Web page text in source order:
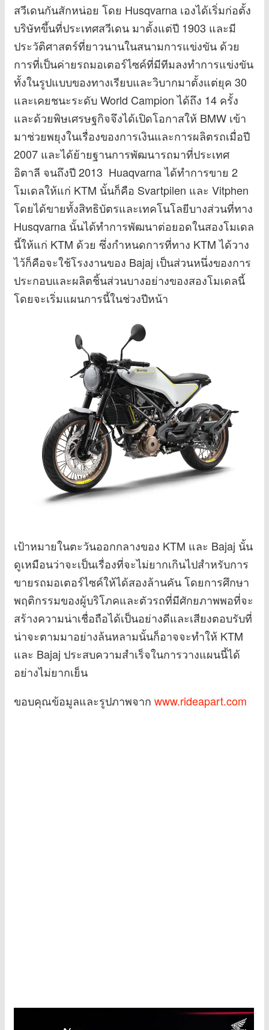
สวีเดนกันสักหน่อย โดย Husqvarna เองได้เริ่มก่อตั้ง
บริษัทขึ้นที่ประเทศสวีเดน มาตั้งแต่ปี 1903 และมี
ประวัติศาสตร์ที่ยาวนานในสนามการแข่งขัน ด้วย
การที่เป็นค่ายรถมอเตอร์ไซค์ที่มีทีมลงทำการแข่งขัน
ทั้งในรูปแบบของทางเรียบและวิบากมาตั้งแต่ยุค 30
และเคยชนะระดับ World Campion ได้ถึง 14 ครั้ง
และด้วยพิษเศรษฐกิจจึงได้เปิดโอกาสให้ BMW เข้า
มาช่วยพยุงในเรื่องของการเงินและการผลิตรถเมื่อปี
2007 และได้ย้ายฐานการพัฒนารถมาที่ประเทศ
อิตาลี จนถึงปี 2013 Huaqvarna ได้ทำการขาย 2
โมเดลให้แก่ KTM นั้นก็คือ Svartpilen และ Vitphen
โดยได้ขายทั้งสิทธิบัตรและเทคโนโลยีบางส่วนที่ทาง
Husqvarna นั้นได้ทำการพัฒนาต่อยอดในสองโมเดล
นี้ให้แก่ KTM ด้วย ซึ่งกำหนดการที่ทาง KTM ได้วาง
ไว้ก็คือจะใช้โรงงานของ Bajaj เป็นส่วนหนึ่งของการ
ประกอบและผลิตชิ้นส่วนบางอย่างของสองโมเดลนี้
โดยจะเริ่มแผนการนี้ในช่วงปีหน้า
เป้าหมายในตะวันออกกลางของ KTM และ Bajaj นั้น
ดูเหมือนว่าจะเป็นเรื่องที่จะไม่ยากเกินไปสำหรับการ
ขายรถมอเตอร์ไซค์ให้ได้สองล้านคัน โดยการศึกษา
พฤติกรรมของผู้บริโภคและตัวรถที่มีศักยภาพพอที่จะ
สร้างความน่าเชื่อถือได้เป็นอย่างดีและเสียงตอบรับที่
น่าจะตามมาอย่างล้นหลามนั้นก็อาจจะทำให้ KTM
และ Bajaj ประสบความสำเร็จในการวางแผนนี้ได้
อย่างไม่ยากเย็น
ขอบคุณข้อมูลและรูปภาพจาก www.rideapart.com